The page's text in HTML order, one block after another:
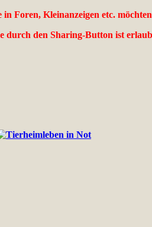
in Foren, Kleinanzeigen etc.
durch den Sharing-Button ist